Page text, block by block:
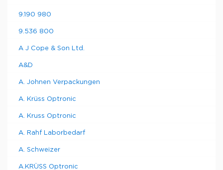
9.190 980
9.536 800
A J Cope & Son Ltd.
A&D
A. Johnen Verpackungen
A. Krüss Optronic
A. Kruss Optronic
A. Rahf Laborbedarf
A. Schweizer
A.KRÜSS Optronic